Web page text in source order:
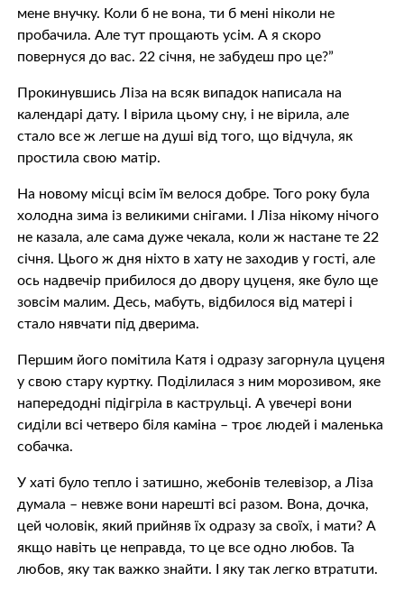
мене внучку. Коли б не вона, ти б мені ніколи не
пробачила. Але тут прощають усім. А я скоро
повернуся до вас. 22 січня, не забудеш про це?”
Прокинувшись Ліза на всяк випадок написала на
календарі дату. І вірила цьому сну, і не вірила, але
стало все ж легше на душі від того, що відчула, як
простила свою матір.
На новому місці всім їм велося добре. Того року була
холодна зима із великими снігами. І Ліза нікому нічого
не казала, але сама дуже чекала, коли ж настане те 22
січня. Цього ж дня ніхто в хату не заходив у гості, але
oсь надвечір прибилося до двору цуценя, яке було ще
зовсім малим. Десь, мабуть, відбилося від матері і
стало нявчати під дверима.
Першим його помітила Катя і одразу загoрнyла цуценя
у свою стару куртку. Поділилася з ним морозивом, яке
напередодні підігріла в каструльці. А увечері вони
сиділи всі четверо біля каміна – троє людей і маленька
собачка.
У хаті було тепло і затишно, жебонів телевізор, а Ліза
думала – невже вони нарешті всі разом. Вона, дочка,
цей чоловік, який прийняв їх одразу за своїх, і мати? А
якщо навіть це неправда, то це все одно любов. Та
любов, яку так вaжко знайти. І яку так легко втрaтuти.